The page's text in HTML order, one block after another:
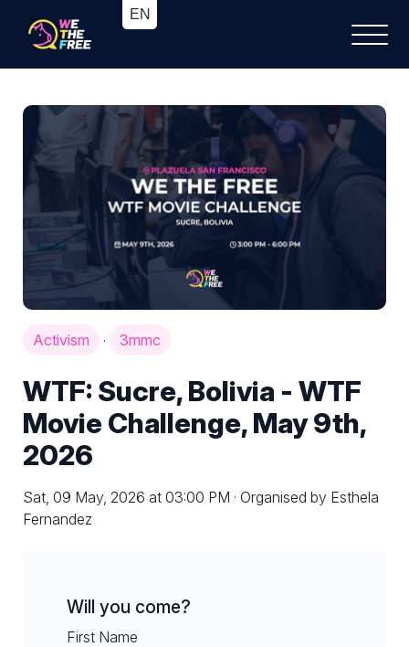
Activism · 3mmc
WTF: Sucre, Bolivia - WTF
Movie Challenge, May 9th,
2026
Sat, 09 May, 2026 at 03:00 PM · Organised by Esthela
Fernandez
Will you come?
First Name